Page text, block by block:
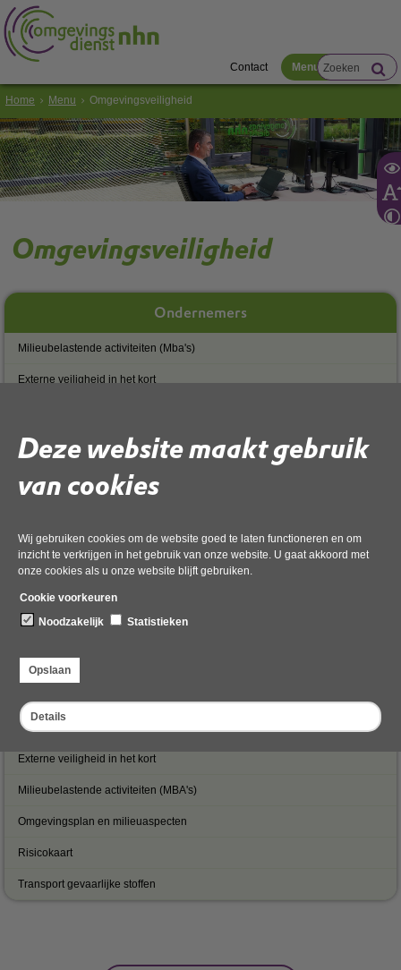
Deze website maakt gebruik
van cookies
Wij gebruiken cookies om de website goed te laten functioneren en om
inzicht te verkrijgen in het gebruik van onze website. U gaat akkoord met
onze cookies als u onze website blijft gebruiken.
Cookie voorkeuren
Noodzakelijk
Statistieken
Opslaan
Details
Contact Menu
Home Menu Omgevingsveiligheid
Omgevingsveiligheid
Ondernemers
Milieubelastende activiteiten (Mba's)
Externe veiligheid in het kort
Gevaarlijke stoffen
Zeer Zorgwekkende Stoffen (ZZS)
Ongewoon voorval melden
Omgevingsplan en milieuaspecten
Consumentenvuurwerk
Waterstofinitiatieven
Externe veiligheid in het kort
Milieubelastende activiteiten (MBA's)
Omgevingsplan en milieuaspecten
Risicokaart
Transport gevaarlijke stoffen